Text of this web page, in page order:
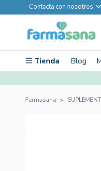
Contacta con nosotros
Tienda Blog
Farmasana